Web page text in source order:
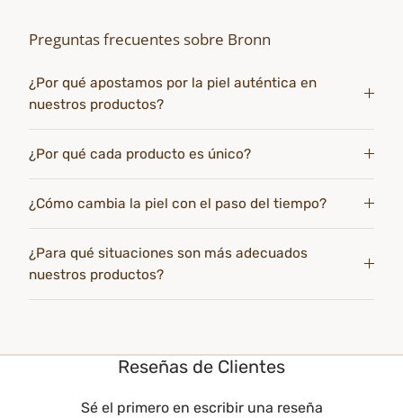
Preguntas frecuentes sobre Bronn
¿Por qué apostamos por la piel auténtica en
nuestros productos?
¿Por qué cada producto es único?
¿Cómo cambia la piel con el paso del tiempo?
¿Para qué situaciones son más adecuados
nuestros productos?
Reseñas de Clientes
Sé el primero en escribir una reseña